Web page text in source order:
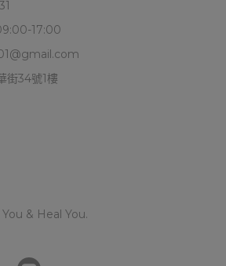
17:00
街34號1樓
& Heal You.